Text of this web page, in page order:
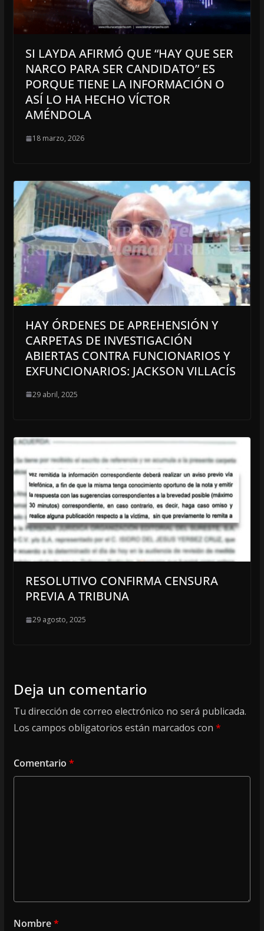
SI LAYDA AFIRMÓ QUE “HAY QUE SER
NARCO PARA SER CANDIDATO” ES
PORQUE TIENE LA INFORMACIÓN O
ASÍ LO HA HECHO VÍCTOR
AMÉNDOLA
18 marzo, 2026
HAY ÓRDENES DE APREHENSIÓN Y
CARPETAS DE INVESTIGACIÓN
ABIERTAS CONTRA FUNCIONARIOS Y
EXFUNCIONARIOS: JACKSON VILLACÍS
29 abril, 2025
RESOLUTIVO CONFIRMA CENSURA
PREVIA A TRIBUNA
29 agosto, 2025
Deja un comentario
Tu dirección de correo electrónico no será publicada.
Los campos obligatorios están marcados con *
Comentario *
Nombre*